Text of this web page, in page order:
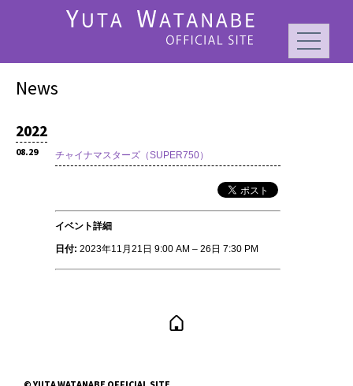
News
2022
08.29 チャイナマスターズ（SUPER750）
イベント詳細
日付: 2023年11月21日 9:00 AM – 26日 7:30 PM